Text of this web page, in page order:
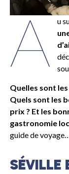
A u
Quelles sont
Quels sont les
prix ? Et les
gastronomie
guide de voyage…
SÉVILLE